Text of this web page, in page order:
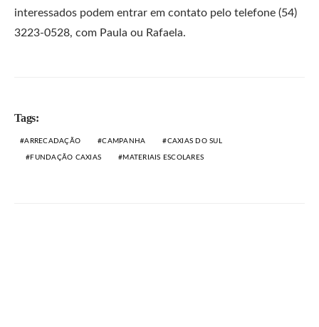
interessados podem entrar em contato pelo telefone (54)
3223-0528, com Paula ou Rafaela.
Tags:
ARRECADAÇÃO CAMPANHA CAXIAS DO SUL
FUNDAÇÃO CAXIAS MATERIAIS ESCOLARES